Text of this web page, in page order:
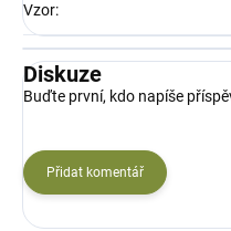
Vzor:
Diskuze
Buďte první, kdo napíše
Přidat komentář